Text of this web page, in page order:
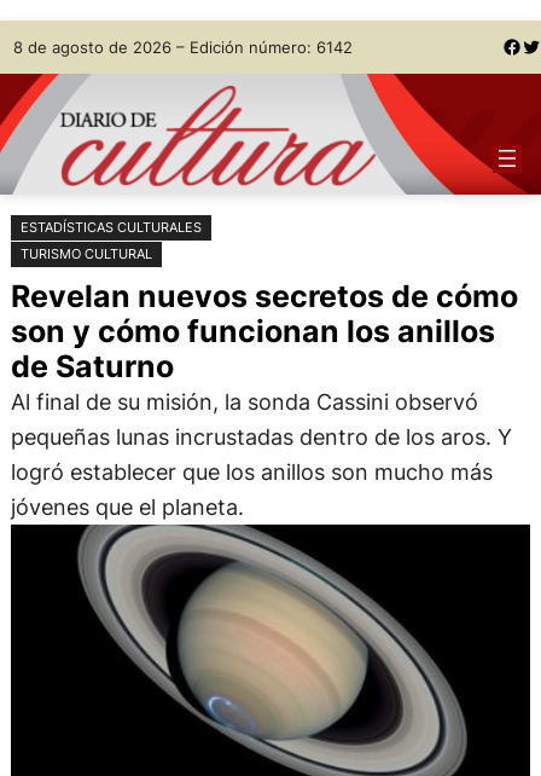
Saltar
al
contenido
Skip
to
content
8 de agosto de 2026 – Edición número: 6142 Facebook Twitter
ESTADÍSTICAS CULTURALES
TURISMO CULTURAL
Revelan nuevos secretos de cómo
son y cómo funcionan los anillos
de Saturno
Al final de su misión, la sonda Cassini observó
pequeñas lunas incrustadas dentro de los aros. Y
logró establecer que los anillos son mucho más
jóvenes que el planeta.